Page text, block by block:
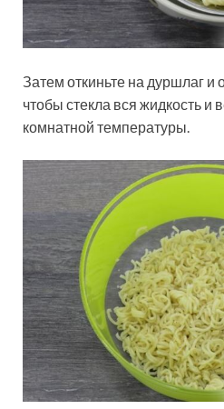
Затем откиньте на дуршлаг и
чтобы стекла вся жидкость
комнатной температуры.